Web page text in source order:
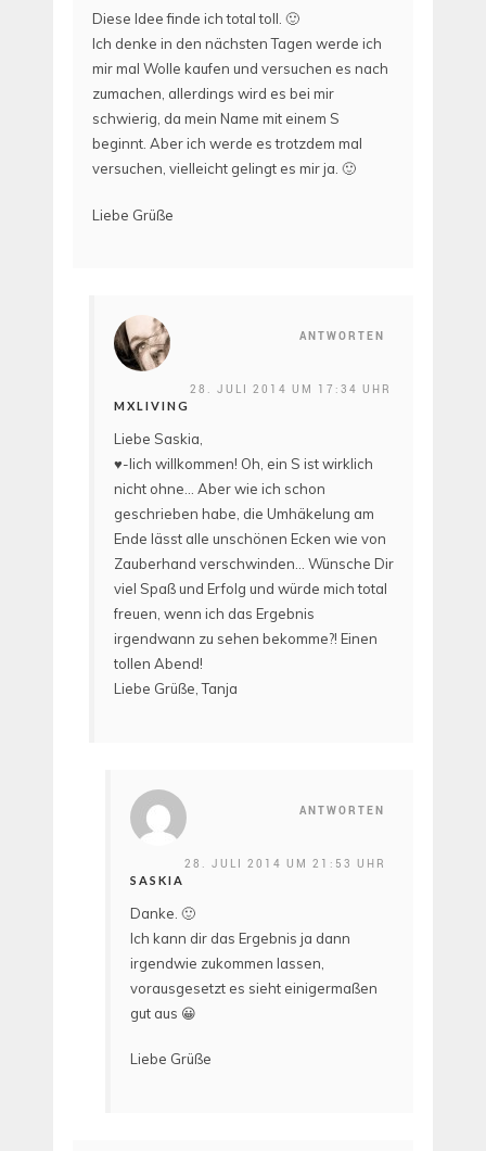
Diese Idee finde ich total toll. 🙂
Ich denke in den nächsten Tagen werde ich
mir mal Wolle kaufen und versuchen es nach
zumachen, allerdings wird es bei mir
schwierig, da mein Name mit einem S
beginnt. Aber ich werde es trotzdem mal
versuchen, vielleicht gelingt es mir ja. 🙂
Liebe Grüße
ANTWORTEN
MXLIVING
28. JULI 2014 UM 17:34 UHR
Liebe Saskia,
♥-lich willkommen! Oh, ein S ist wirklich
nicht ohne… Aber wie ich schon
geschrieben habe, die Umhäkelung am
Ende lässt alle unschönen Ecken wie von
Zauberhand verschwinden… Wünsche Dir
viel Spaß und Erfolg und würde mich total
freuen, wenn ich das Ergebnis
irgendwann zu sehen bekomme?! Einen
tollen Abend!
Liebe Grüße, Tanja
ANTWORTEN
SASKIA
28. JULI 2014 UM 21:53 UHR
Danke. 🙂
Ich kann dir das Ergebnis ja dann
irgendwie zukommen lassen,
vorausgesetzt es sieht einigermaßen
gut aus 😀
Liebe Grüße